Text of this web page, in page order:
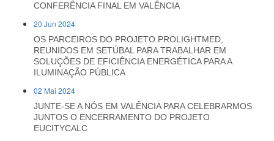
CONFERÊNCIA FINAL EM VALÊNCIA
20 Jun 2024
OS PARCEIROS DO PROJETO PROLIGHTMED,
REUNIDOS EM SETÚBAL PARA TRABALHAR EM
SOLUÇÕES DE EFICIÊNCIA ENERGÉTICA PARA A
ILUMINAÇÃO PÚBLICA
02 Mai 2024
JUNTE-SE A NÓS EM VALÊNCIA PARA CELEBRARMOS
JUNTOS O ENCERRAMENTO DO PROJETO
EUCITYCALC